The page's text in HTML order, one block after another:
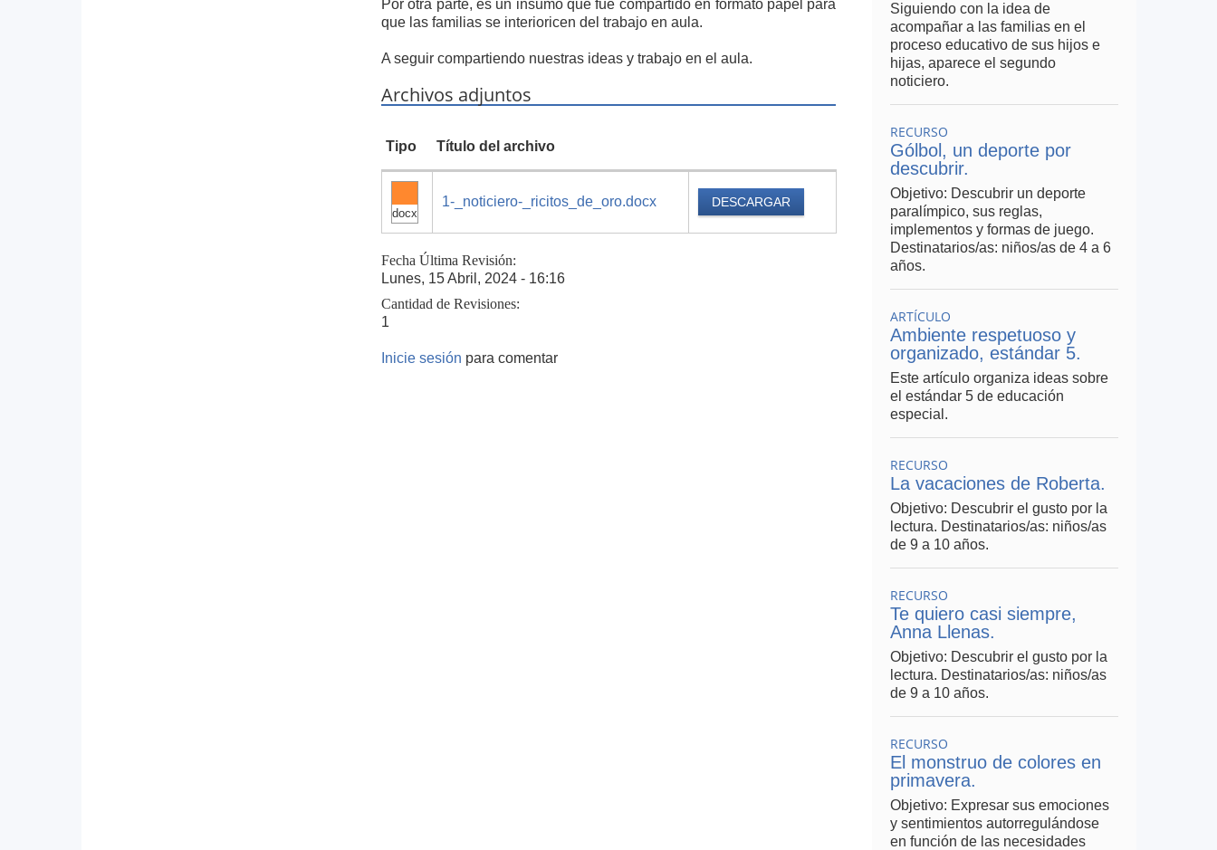
Por otra parte, es un insumo que fue compartido en formato papel para
que las familias se interioricen del trabajo en aula.
A seguir compartiendo nuestras ideas y trabajo en el aula.
Archivos adjuntos
Tipo Título del archivo
docx
1-_noticiero-_ricitos_de_oro.docx DESCARGAR
Fecha Última Revisión:
Lunes, 15 Abril, 2024 - 16:16
Cantidad de Revisiones:
1
Inicie sesión para comentar
Siguiendo con la idea de
acompañar a las familias en el
proceso educativo de sus hijos e
hijas, aparece el segundo
noticiero.
RECURSO
Gólbol, un deporte por
descubrir.
Objetivo: Descubrir un deporte
paralímpico, sus reglas,
implementos y formas de juego.
Destinatarios/as: niños/as de 4 a 6
años.
ARTÍCULO
Ambiente respetuoso y
organizado, estándar 5.
Este artículo organiza ideas sobre
el estándar 5 de educación
especial.
RECURSO
La vacaciones de Roberta.
Objetivo: Descubrir el gusto por la
lectura. Destinatarios/as: niños/as
de 9 a 10 años.
RECURSO
Te quiero casi siempre,
Anna Llenas.
Objetivo: Descubrir el gusto por la
lectura. Destinatarios/as: niños/as
de 9 a 10 años.
RECURSO
El monstruo de colores en
primavera.
Objetivo: Expresar sus emociones
y sentimientos autorregulándose
en función de las necesidades